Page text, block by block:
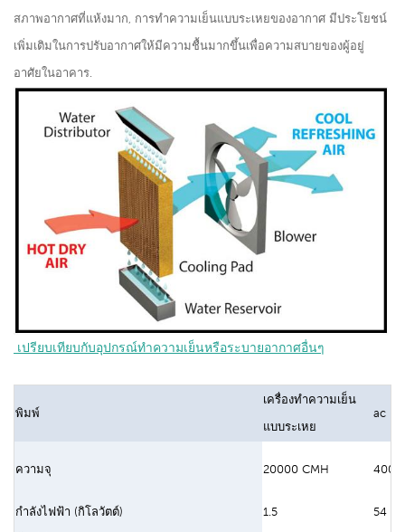
สภาพอากาศที่แห้งมาก, การทำความเย็นแบบระเหยของอากาศ มีประโยชน์
เพิ่มเติมในการปรับอากาศให้มีความชื้นมากขึ้นเพื่อความสบายของผู้อยู่
อาศัยในอาคาร.
เปรียบเทียบกับอุปกรณ์ทำความเย็นหรือระบายอากาศอื่นๆ
พิมพ์
เครื่องทำความเย็น
แบบระเหย
ac .แ
ความจุ 20000 CMH 400
กำลังไฟฟ้า (กิโลวัตต์) 1.5 54